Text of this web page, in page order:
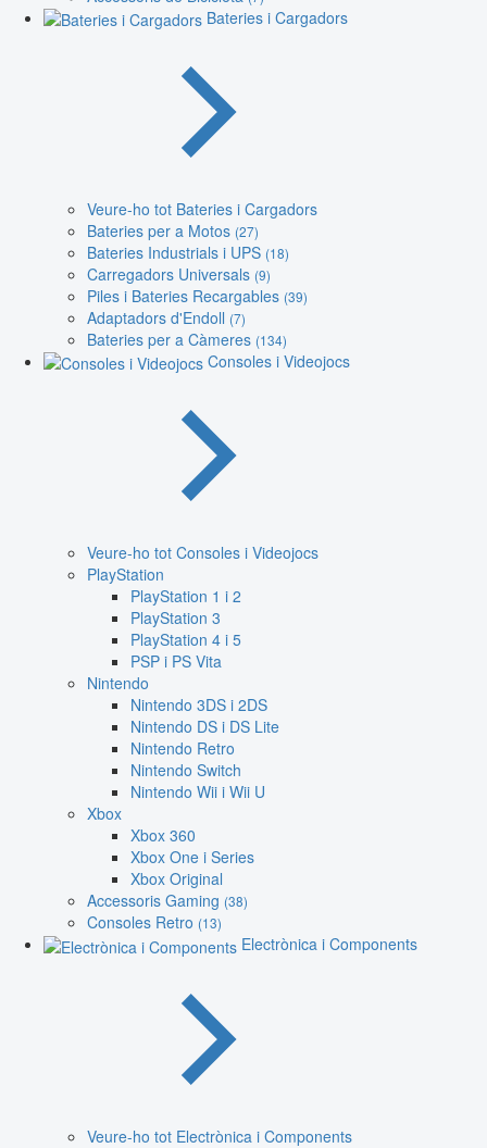
Bateries i Cargadors
Veure-ho tot Bateries i Cargadors
Bateries per a Motos (27)
Bateries Industrials i UPS (18)
Carregadors Universals (9)
Piles i Bateries Recargables (39)
Adaptadors d'Endoll (7)
Bateries per a Càmeres (134)
Consoles i Videojocs
Veure-ho tot Consoles i Videojocs
PlayStation
PlayStation 1 i 2
PlayStation 3
PlayStation 4 i 5
PSP i PS Vita
Nintendo
Nintendo 3DS i 2DS
Nintendo DS i DS Lite
Nintendo Retro
Nintendo Switch
Nintendo Wii i Wii U
Xbox
Xbox 360
Xbox One i Series
Xbox Original
Accessoris Gaming (38)
Consoles Retro (13)
Electrònica i Components
Veure-ho tot Electrònica i Components